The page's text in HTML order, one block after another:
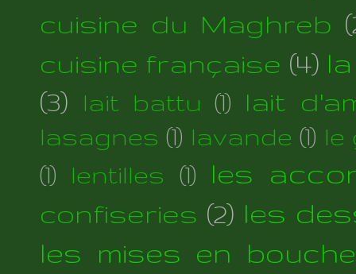
cuisine du Maghreb
cuisine française (4)
(3)
lait battu (1) lait
lasagnes (1) lavande (1) le
(1)
lentilles (1) les
confiseries (2) les
les mises en bouche